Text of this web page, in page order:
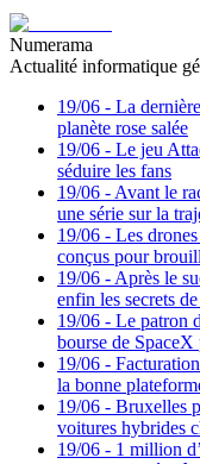
Numerama
Actualité informatique
19/06 - La
planète rose salée
19/06 - Le jeu
séduire les fans
19/06 - Avant le
une série sur la
19/06 - Les
conçus pour
19/06 - Après le
enfin les secrets
19/06 - Le patron
bourse de SpaceX
19/06 -
la bonne
19/06 - Bruxelles
voitures hybrides
19/06 - 1 million